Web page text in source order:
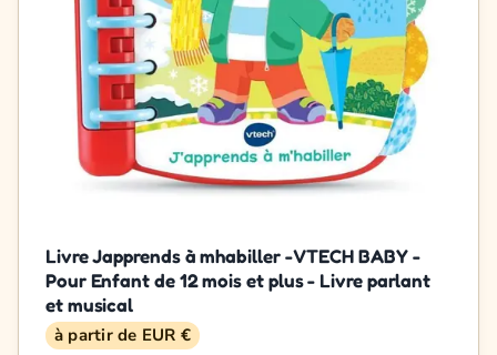
Livre Japprends à mhabiller - VTECH BABY -
Pour Enfant de 12 mois et plus - Livre parlant
et musical
à partir de EUR €